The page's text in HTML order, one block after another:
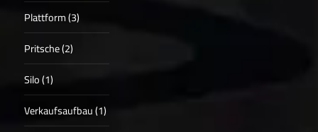
Plattform (3)
Pritsche (2)
Silo (1)
Verkaufsaufbau (1)